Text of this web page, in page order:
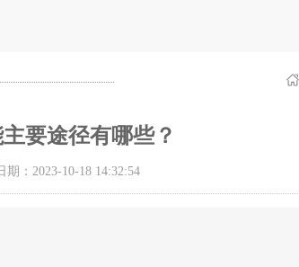
要途径有哪些？
期：2023-10-18 14:32:54